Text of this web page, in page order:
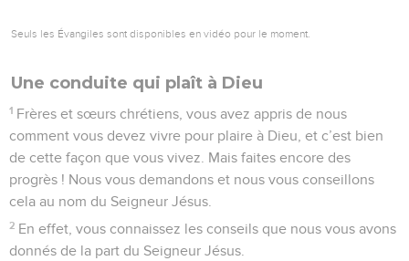
Seuls les Évangiles sont disponibles en vidéo pour le moment.
Une conduite qui plaît à Dieu
1 Frères et sœurs chrétiens, vous avez appris de nous
comment vous devez vivre pour plaire à Dieu, et c’est bien
de cette façon que vous vivez. Mais faites encore des
progrès ! Nous vous demandons et nous vous conseillons
cela au nom du Seigneur Jésus.
2 En effet, vous connaissez les conseils que nous vous avons
donnés de la part du Seigneur Jésus.